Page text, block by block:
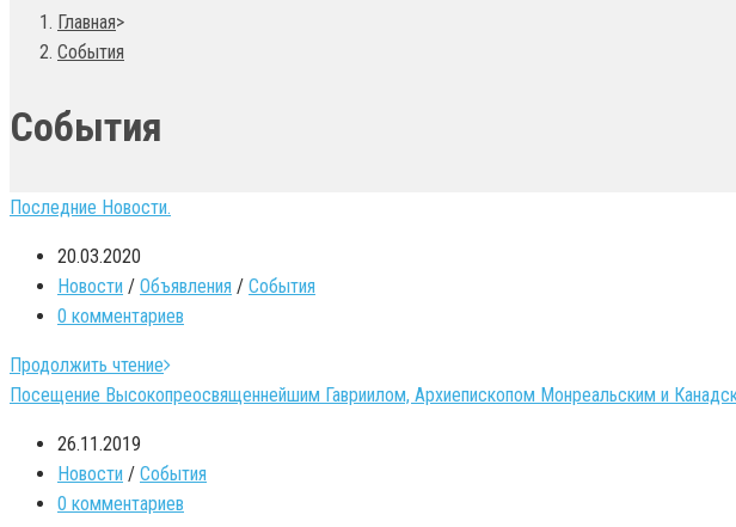
Главная>
События
События
Последние Новости.
20.03.2020
Новости / Объявления / События
0 комментариев
Продолжить чтение
Посещение Высокопреосвященнейшим Гавриилом, Архиепископом Монреальским и
26.11.2019
Новости / События
0 комментариев